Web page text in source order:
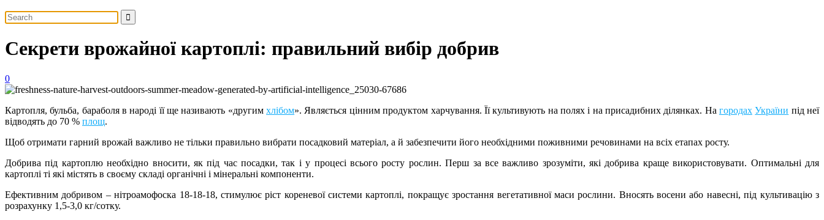
Секрети врожайної картоплі: правильний вибір добрив
0
Картопля, бульба, бараболя в народі її ще називають «другимхлібом». Являється цінним продуктом харчування. Її культивують на полях і на присадибних ділянках. На городах України під неї
відводять до 70 % площ.
Щоб отримати гарний врожай важливо не тільки правильно вибрати посадковий матеріал, а й забезпечити його необхідними поживними речовинами на всіх етапах росту.
Добрива під картоплю необхідно вносити, як під час посадки, так і у процесі всього росту рослин. Перш за все важливо зрозуміти, які добрива краще використовувати. Оптимальні для
картоплі ті які містять в своєму складі органічні і мінеральні компоненти.
Ефективним добривом – нітроамофоска 18-18-18, стимулює ріст кореневої системи картоплі, покращує зростання вегетативної маси рослини. Вносять восени або навесні, під культивацію з
розрахунку 1,5-3,0 кг/сотку.